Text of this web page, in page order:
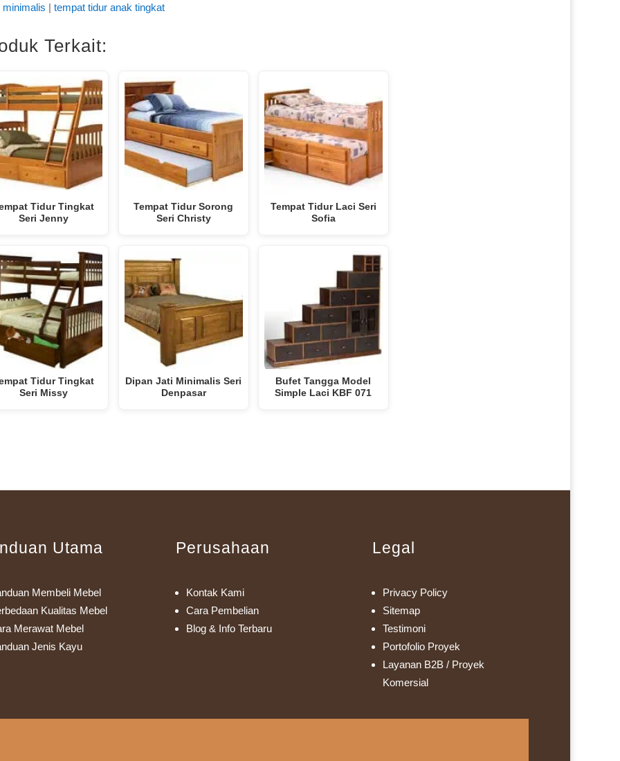
minimalis | tempat tidur anak tingkat
Terkait:
Tidur Tingkat
Seri Jenny
Tidur Tingkat
Seri Missy
Tempat Tidur Sorong
Seri Christy
Dipan Jati Minimalis Seri
Denpasar
Tempat Tidur Laci Seri
Sofia
Bufet Tangga Model
Simple Laci KBF 071
Utama
Membeli Mebel
Kualitas Mebel
Merawat Mebel
Jenis Kayu
Perusahaan
Kontak Kami
Cara Pembelian
Blog & Info Terbaru
Legal
Privacy Policy
Sitemap
Testimoni
Portofolio Proyek
Layanan B2B / Proyek
Komersial